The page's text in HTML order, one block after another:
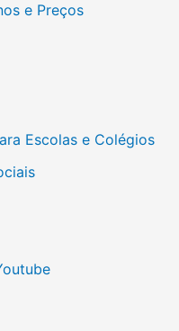
e Preços
Escolas e Colégios